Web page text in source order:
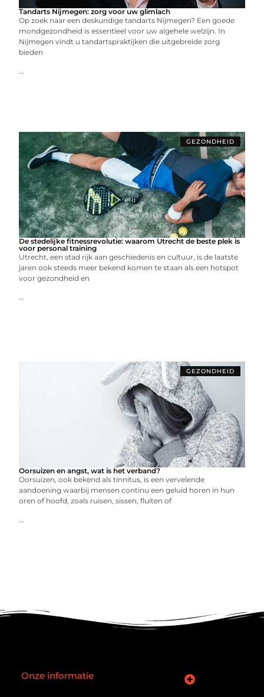
Tandarts Nijmegen: zorg voor uw glimlach
Op zoek naar een deskundige tandarts Nijmegen? Een goede
mondgezondheid is essentieel voor uw algehele welzijn. In
Nijmegen vindt u tandartspraktijken die uitgebreide zorg
bieden
...
GEZONDHEID
De stedelijke fitnessrevolutie: waarom Utrecht de beste plek is
voor personal training
Utrecht, een stad rijk aan geschiedenis en cultuur, is de laatste
jaren ook steeds meer bekend komen te staan als een hotspot
voor gezondheid en
...
GEZONDHEID
Oorsuizen en angst, wat is het verband?
Oorsuizen, ook bekend als tinnitus, is een vervelende
aandoening waarbij mensen continu een geluid horen in hun
oren of hoofd, zoals ruisen, sissen, fluiten of
...
Onze informatie